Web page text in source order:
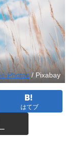
Photos/ Pixabay
はてブ